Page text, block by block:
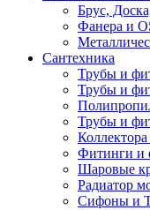
Брус,
Фанера и
Сантехника
Трубы и
Трубы и
Трубы и
Фитинги и
Шаровые
Радиатор
Сифоны и